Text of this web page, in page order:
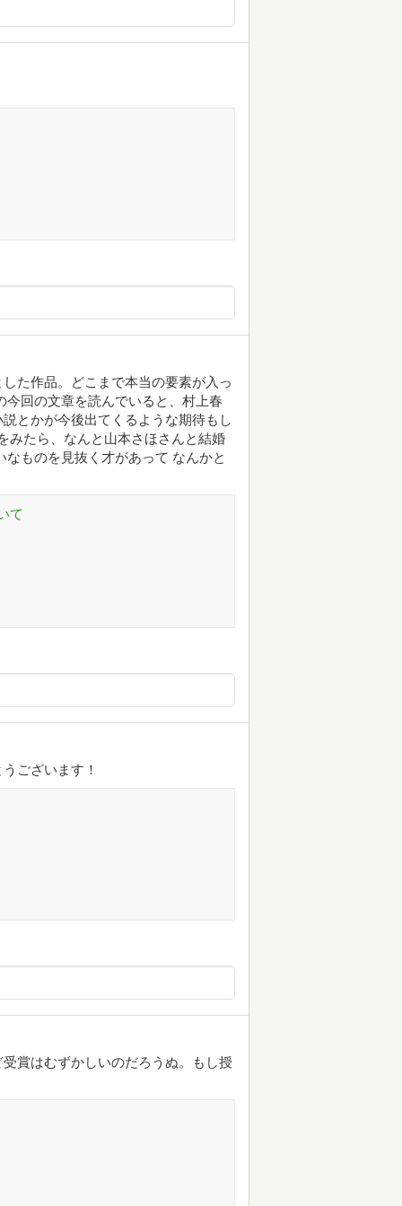
た作品。どこまで本当の要素が入っ
回の文章を読んでいると、村上春
とかが今後出てくるような期待もし
みたら、なんと山本さほさんと結婚
ものを見抜く才があって なんかと
て
ございます！
賞はむずかしいのだろうぬ。もし授